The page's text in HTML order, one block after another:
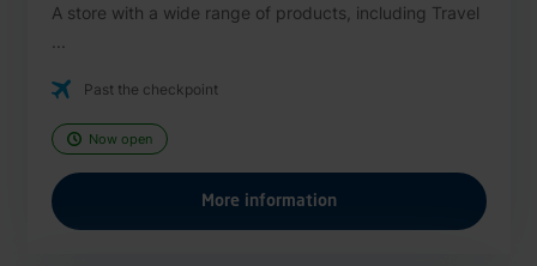
A store with a wide range of products, including Travel
Past the checkpoint
Now open
More information